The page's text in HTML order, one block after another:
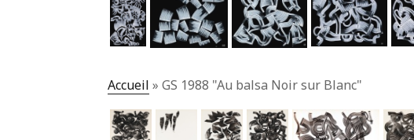
Accueil »GS 1988 "Au balsa Noir sur Blanc"